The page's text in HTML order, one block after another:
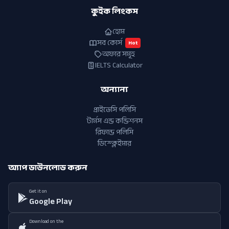
কুইক লিংকস
হোম
সব কোর্স
Hot
অফার সমূহ
IELTS Calculator
অন্যান্য
প্রাইভেসি পলিসি
টার্মস এন্ড কন্ডিশনস
রিফান্ড পলিসি
ডিস্ক্লেইমার
অ্যাপ ডাউনলোড করুন
Get it on
Google Play
Download on the